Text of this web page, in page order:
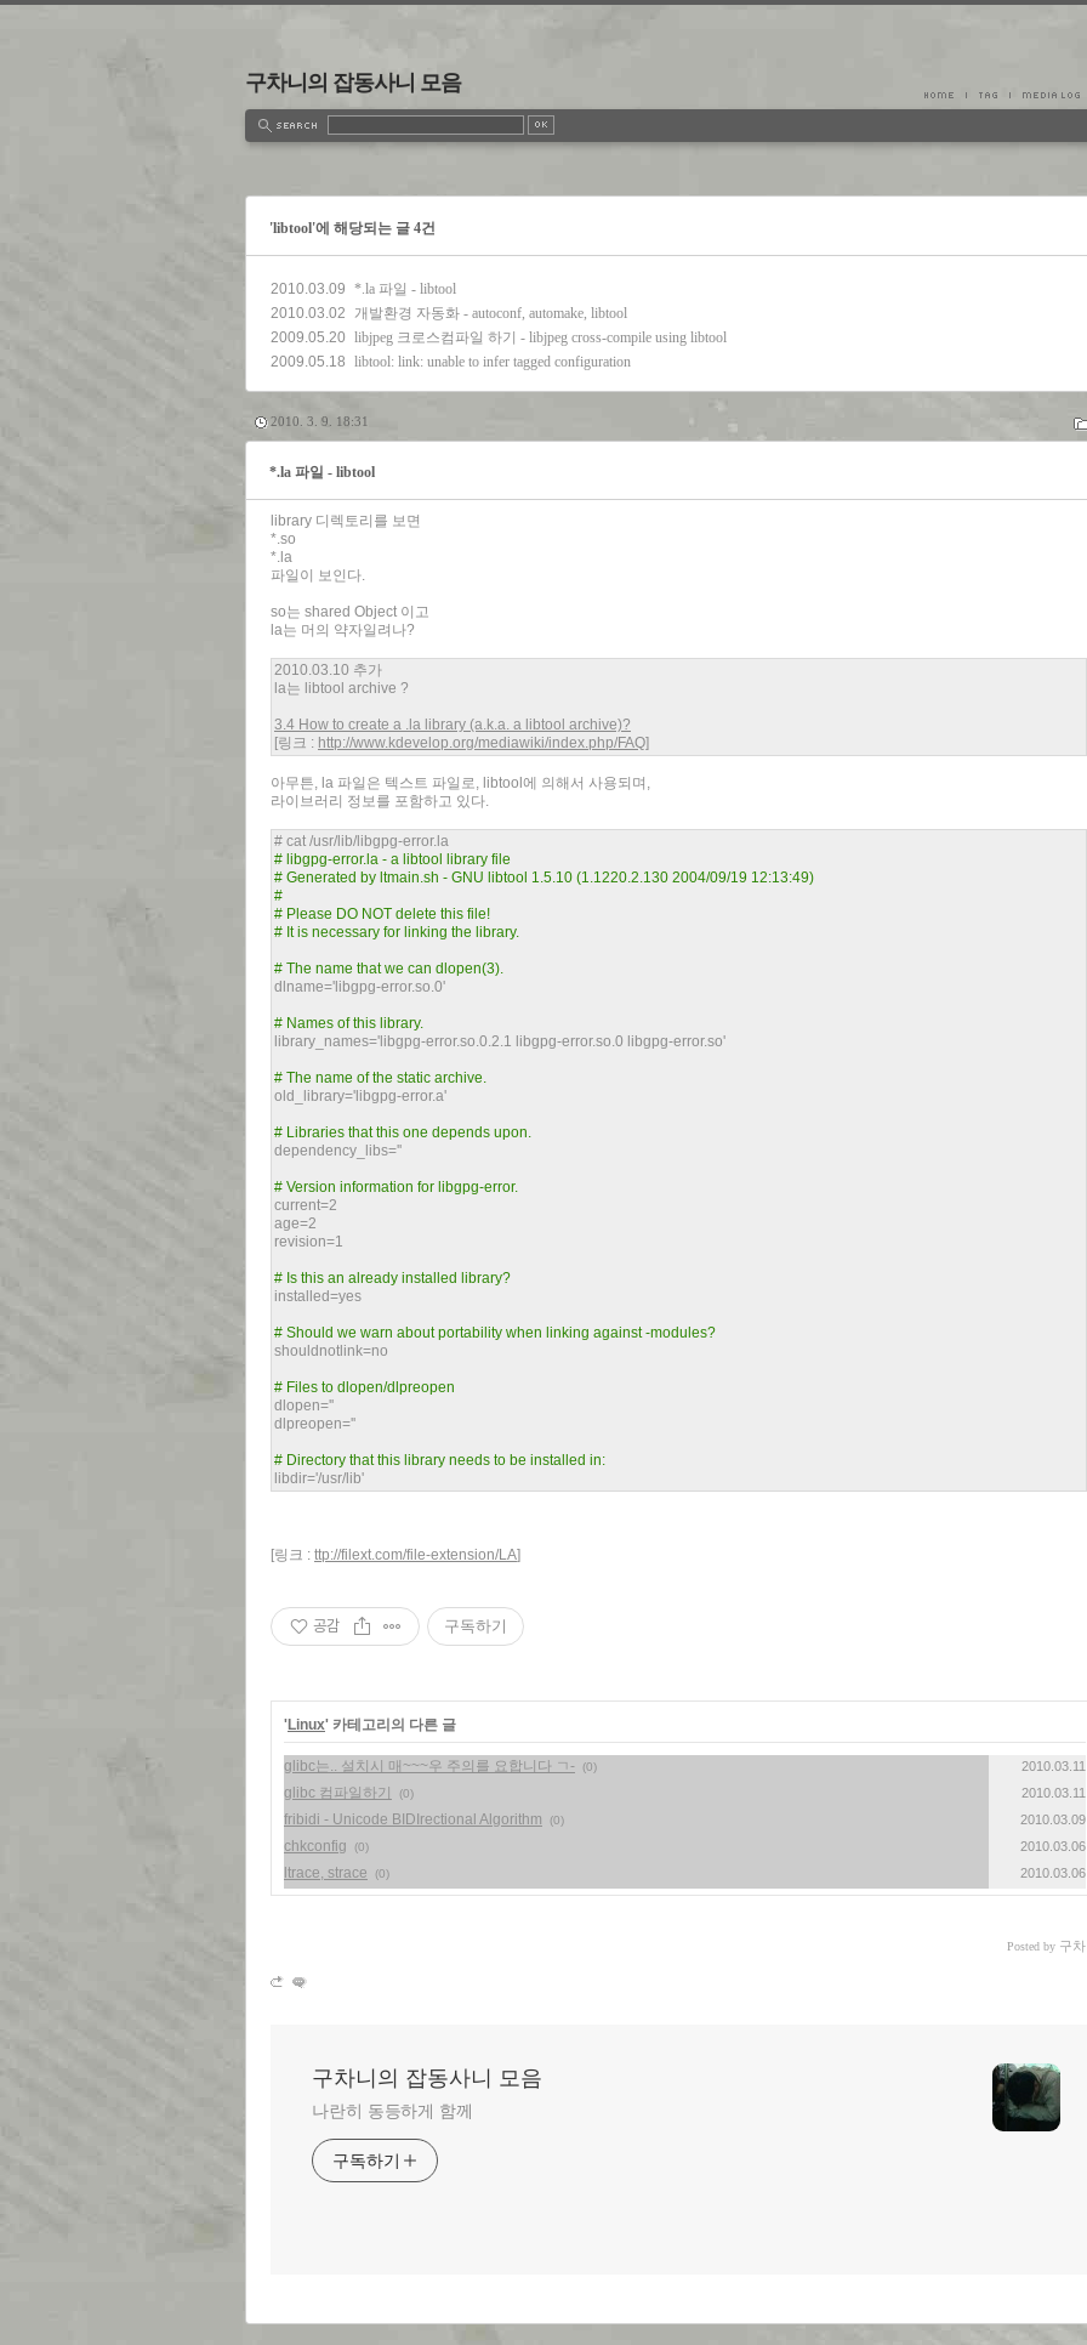
구차니의 잡동사니 모음
'libtool'에 해당되는 글 4건
2010.03.09 *.la 파일 - libtool
2010.03.02 개발환경 자동화 - autoconf, automake, libtool
2009.05.20 libjpeg 크로스컴파일 하기 - libjpeg cross-compile using libtool
2009.05.18 libtool: link: unable to infer tagged configuration
2010. 3. 9. 18:31
*.la 파일 - libtool
library 디렉토리를 보면
*.so
*.la
파일이 보인다.
so는 shared Object 이고
la는 머의 약자일려나?
2010.03.10 추가
la는 libtool archive ?
3.4 How to create a .la library (a.k.a. a libtool archive)?
[링크 : http://www.kdevelop.org/mediawiki/index.php/FAQ]
아무튼, la 파일은 텍스트 파일로, libtool에 의해서 사용되며,
라이브러리 정보를 포함하고 있다.
# cat /usr/lib/libgpg-error.la
# libgpg-error.la - a libtool library file
# Generated by ltmain.sh - GNU libtool 1.5.10 (1.1220.2.130 2004/09/19 12:13:49)
#
# Please DO NOT delete this file!
# It is necessary for linking the library.
# The name that we can dlopen(3).
dlname='libgpg-error.so.0'
# Names of this library.
library_names='libgpg-error.so.0.2.1 libgpg-error.so.0 libgpg-error.so'
# The name of the static archive.
old_library='libgpg-error.a'
# Libraries that this one depends upon.
dependency_libs=''
# Version information for libgpg-error.
current=2
age=2
revision=1
# Is this an already installed library?
installed=yes
# Should we warn about portability when linking against -modules?
shouldnotlink=no
# Files to dlopen/dlpreopen
dlopen=''
dlpreopen=''
# Directory that this library needs to be installed in:
libdir='/usr/lib'
[링크 : ttp://filext.com/file-extension/LA]
공감 구독하기
'Linux' 카테고리의 다른 글
glibc는.. 설치시 매~~~우 주의를 요합니다 ㄱ- (0) 2010.03.11
glibc 컴파일하기 (0) 2010.03.11
fribidi - Unicode BIDIrectional Algorithm (0) 2010.03.09
chkconfig (0) 2010.03.06
ltrace, strace (0) 2010.03.06
Posted by 구
구차니의 잡동사니 모음
나란히 동등하게 함께
구독하기